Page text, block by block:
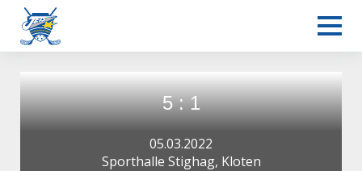
5 : 1
05.03.2022
Sporthalle Stighag, Kloten